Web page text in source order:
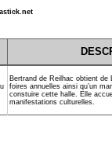
Bertrand de Reilhac obtient
foires annuelles ainsi qu’un
constuire cette halle. Elle
manifestations culturelles.